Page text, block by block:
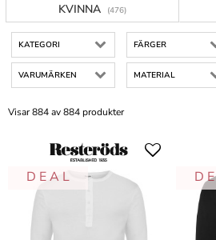
KVINNA (476)
KATEGORI FÄRGER
VARUMÄRKEN MATERIAL
Visar 884 av 884 produkter
D E A L D